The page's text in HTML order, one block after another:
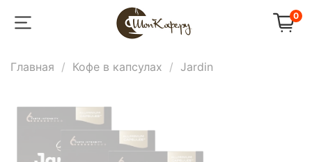
0
Главная Кофе в капсулах Jardin